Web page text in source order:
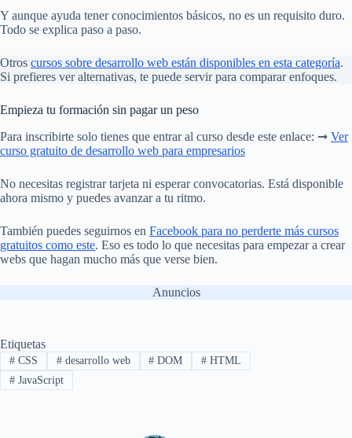
Y aunque ayuda tener conocimientos básicos, no es un requisito duro.
Todo se explica paso a paso.
Otros cursos sobre desarrollo web están disponibles en esta categoría.
Si prefieres ver alternativas, te puede servir para comparar enfoques.
Empieza tu formación sin pagar un peso
Para inscribirte solo tienes que entrar al curso desde este enlace: ➞ Ver
curso gratuito de desarrollo web para empresarios
No necesitas registrar tarjeta ni esperar convocatorias. Está disponible
ahora mismo y puedes avanzar a tu ritmo.
También puedes seguirnos en Facebook para no perderte más cursos
gratuitos como este. Eso es todo lo que necesitas para empezar a crear
webs que hagan mucho más que verse bien.
Anuncios
Etiquetas
#CSS #desarrollo web # DOM # HTML
#JavaScript